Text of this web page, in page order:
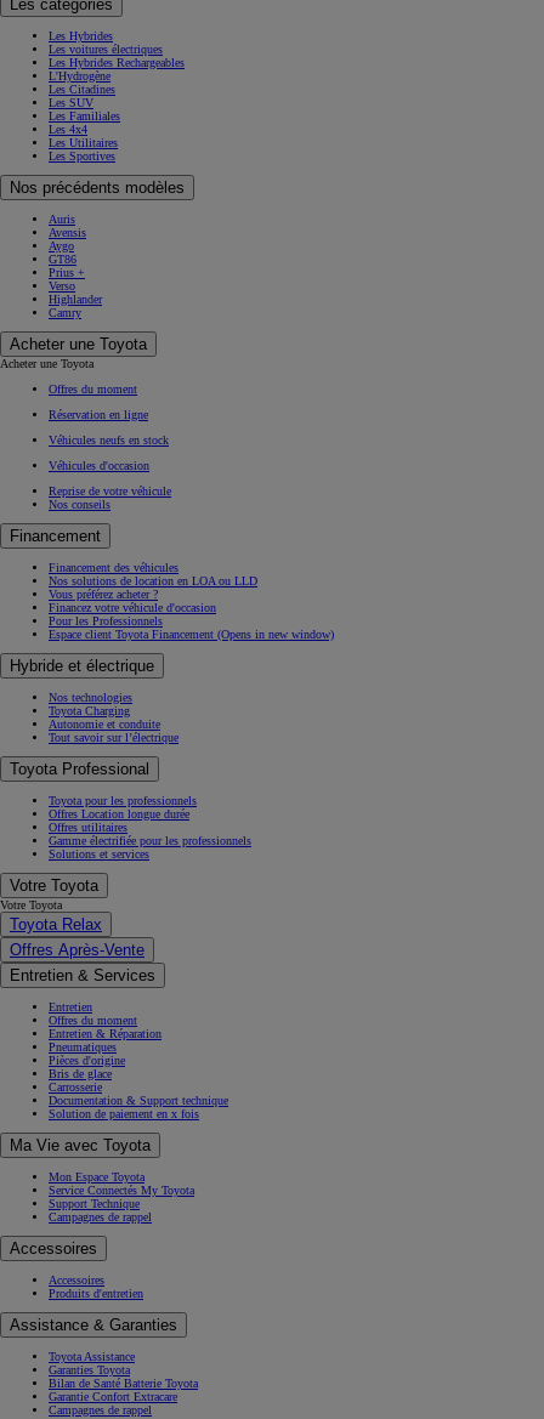
Les catégories
Les Hybrides
Les voitures électriques
Les Hybrides Rechargeables
L'Hydrogène
Les Citadines
Les SUV
Les Familiales
Les 4x4
Les Utilitaires
Les Sportives
Nos précédents modèles
Auris
Avensis
Aygo
GT86
Prius +
Verso
Highlander
Camry
Acheter une Toyota
Acheter une Toyota
Offres du moment
Réservation en ligne
Véhicules neufs en stock
Véhicules d'occasion
Reprise de votre véhicule
Nos conseils
Financement
Financement des véhicules
Nos solutions de location en LOA ou LLD
Vous préférez acheter ?
Financez votre véhicule d'occasion
Pour les Professionnels
Espace client Toyota Financement (Opens in new window)
Hybride et électrique
Nos technologies
Toyota Charging
Autonomie et conduite
Tout savoir sur l’électrique
Toyota Professional
Toyota pour les professionnels
Offres Location longue durée
Offres utilitaires
Gamme électrifiée pour les professionnels
Solutions et services
Votre Toyota
Votre Toyota
Toyota Relax
Offres Après-Vente
Entretien & Services
Entretien
Offres du moment
Entretien & Réparation
Pneumatiques
Pièces d'origine
Bris de glace
Carrosserie
Documentation & Support technique
Solution de paiement en x fois
Ma Vie avec Toyota
Mon Espace Toyota
Service Connectés My Toyota
Support Technique
Campagnes de rappel
Accessoires
Accessoires
Produits d'entretien
Assistance & Garanties
Toyota Assistance
Garanties Toyota
Bilan de Santé Batterie Toyota
Garantie Confort Extracare
Campagnes de rappel